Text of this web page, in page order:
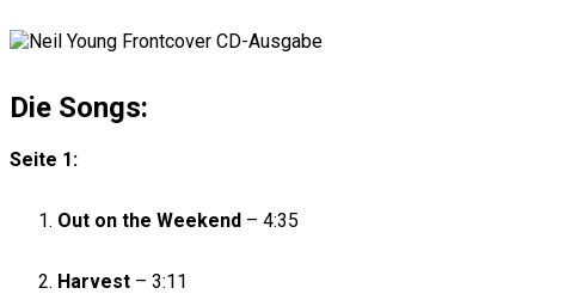
Die Songs:
Seite 1:
Out on the Weekend – 4:35
Harvest – 3:11